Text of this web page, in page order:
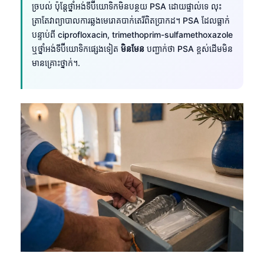
ច្របល់ ប៉ុន្តែថ្នាំអង់ទីប៊ីយោទិកមិនបន្ថយ PSA ដោយផ្ទាល់ទេ លុះ
ត្រាតែវាព្យាបាលការឆ្លងមេរោគបាក់តេរីពិតប្រាកដ។ PSA ដែលធ្លាក់
បន្ទាប់ពី ciprofloxacin, trimethoprim-sulfamethoxazole
ឬថ្នាំអង់ទីប៊ីយោទិកផ្សេងទៀត មិនមែន បញ្ជាក់ថា PSA ខ្ពស់ដើមមិន
មានគ្រោះថ្នាក់។.